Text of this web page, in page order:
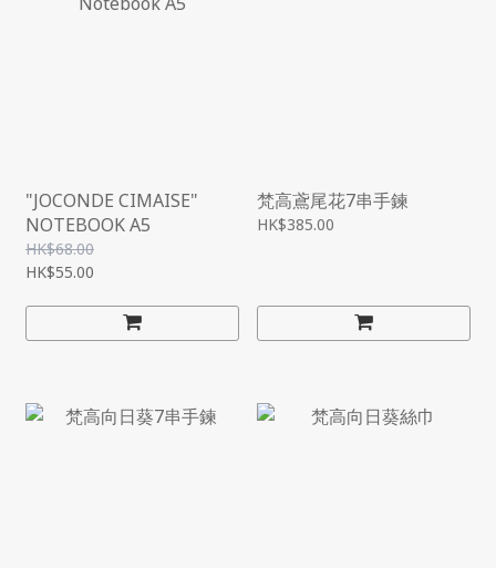
"JOCONDE CIMAISE"
NOTEBOOK A5
HK$68.00
HK$55.00
梵高鳶尾花7串手鍊
HK$385.00